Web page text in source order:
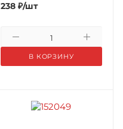
238₽/шт
В КОРЗИНУ